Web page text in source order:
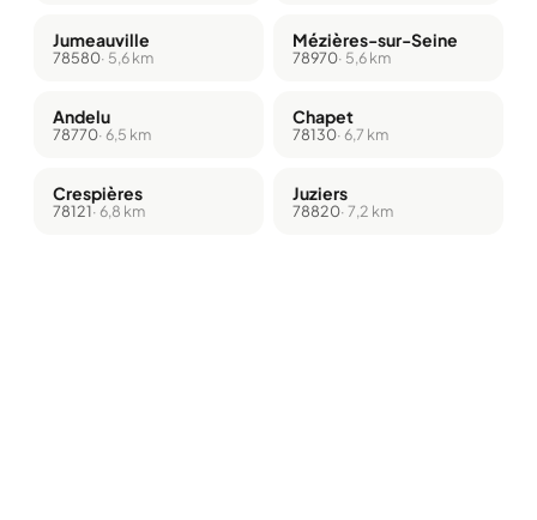
Jumeauville
78580· 5,6 km
Mézières-sur-Seine
78970· 5,6 km
Andelu
78770· 6,5 km
Chapet
78130· 6,7 km
Crespières
78121· 6,8 km
Juziers
78820· 7,2 km